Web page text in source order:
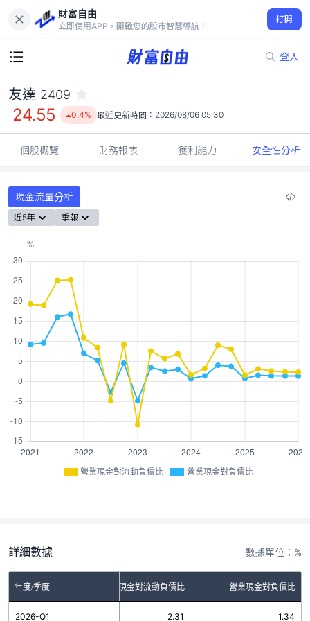
財富自由
立即使用APP，開啟您的股市智慧導航！
打開
登入
24.55
0.4%
友達 2409
24.55 0.4% 最近更新時間： 2026/08/06 05:30
個股概覽 財務報表 獲利能力 安全性分析
現金流量分析
近5年 季報
營業現金對流動負債比 營業現金對負債比
詳細數據 數據單位：%
年度/季度 營業現金對流動負債比 營業現金對負債比
2026-Q1 2.31 1.34